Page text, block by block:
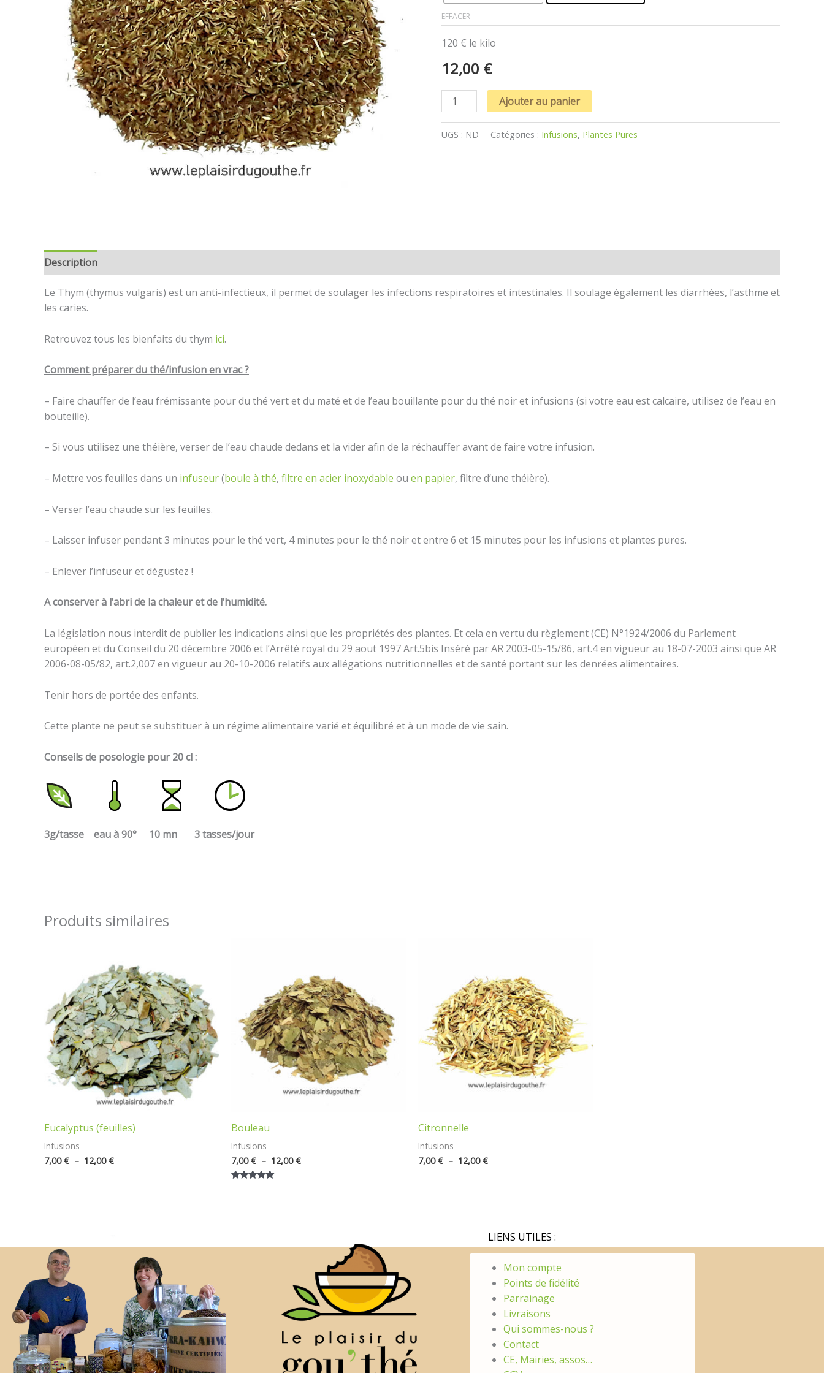
EFFACER
120 € le kilo
12,00 €
Ajouter au panier
UGS : ND Catégories : Infusions, Plantes Pures
Description
Le Thym (thymus vulgaris) est un anti-infectieux, il permet de soulager les infections respiratoires et intestinales. Il soulage également les diarrhées, l’asthme et
les caries.
Retrouvez tous les bienfaits du thym ici.
Comment préparer du thé/infusion en vrac ?
– Faire chauffer de l’eau frémissante pour du thé vert et du maté et de l’eau bouillante pour du thé noir et infusions (si votre eau est calcaire, utilisez de l’eau en
bouteille).
– Si vous utilisez une théière, verser de l’eau chaude dedans et la vider afin de la réchauffer avant de faire votre infusion.
– Mettre vos feuilles dans un infuseur(boule à thé, filtre en acier inoxydable ou en papier, filtre d’une théière).
– Verser l’eau chaude sur les feuilles.
– Laisser infuser pendant 3 minutes pour le thé vert, 4 minutes pour le thé noir et entre 6 et 15 minutes pour les infusions et plantes pures.
– Enlever l’infuseur et dégustez !
A conserver à l’abri de la chaleur et de l’humidité.
La législation nous interdit de publier les indications ainsi que les propriétés des plantes. Et cela en vertu du règlement (CE) N°1924/2006 du Parlement
européen et du Conseil du 20 décembre 2006 et l’Arrêté royal du 29 aout 1997 Art.5bis Inséré par AR 2003-05-15/86, art.4 en vigueur au 18-07-2003 ainsi que AR
2006-08-05/82, art.2,007 en vigueur au 20-10-2006 relatifs aux allégations nutritionnelles et de santé portant sur les denrées alimentaires.
Tenir hors de portée des enfants.
Cette plante ne peut se substituer à un régime alimentaire varié et équilibré et à un mode de vie sain.
Conseils de posologie pour 20 cl :
3g/tasse eau à 90° 10 mn 3 tasses/jour
Produits similaires
Eucalyptus (feuilles)
Infusions
7,00€ – 12,00€
prix :
7,00 €
à
12,00 €
Bouleau
Infusions
7,00€ – 12,00€
7,00 €
à
12,00 €
Citronnelle
Infusions
7,00€ – 12,00€
7,00 €
à
12,00 €
LIENS UTILES :
Mon compte
Points de fidélité
Parrainage
Livraisons
Qui sommes-nous ?
Contact
CE, Mairies, assos…